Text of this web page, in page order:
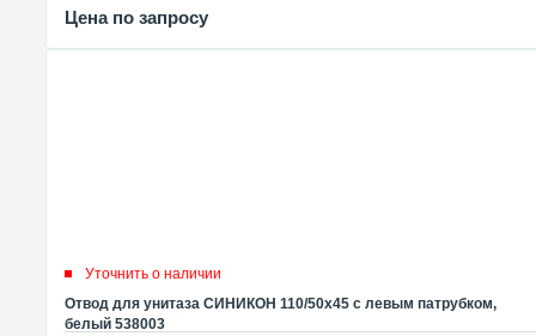
Цена по запросу
Уточнить о наличии
Отвод для унитаза СИНИКОН 110/50х45 с левым патрубком,
белый 538003